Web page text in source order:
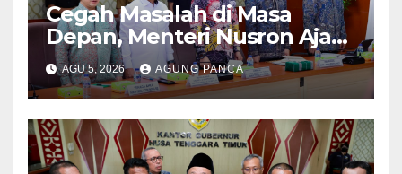
Cegah Masalah di Masa
Depan, Menteri Nusron Ajak
Pemda Percepat Sertipikasi
Tanah Rumah Ibadah di NTT
AGU 5, 2026 AGUNG PANCA